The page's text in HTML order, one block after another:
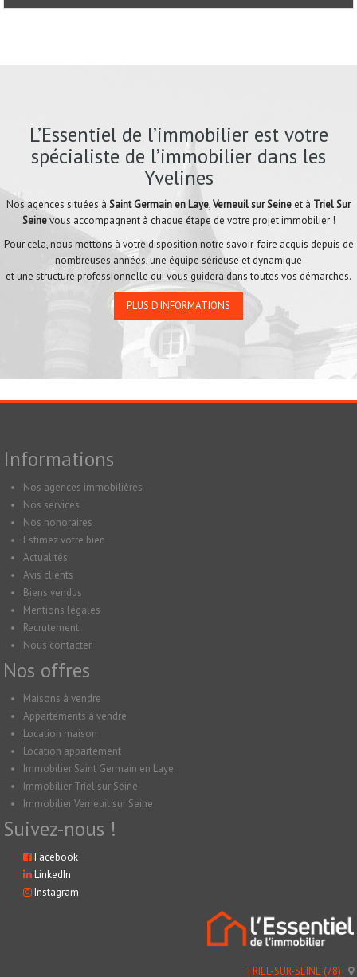
L’Essentiel de l’immobilier est votre
spécialiste de l’immobilier dans les
Yvelines
Nos agences situées à Saint Germain en Laye,Verneuil sur Seine et à Triel Sur
Seinevous accompagnent à chaque étape de votre projet immobilier !
Pour cela, nous mettons à votre disposition notre savoir-faire acquis depuis de
nombreuses années, une équipe sérieuse et dynamique
et une structure professionnelle qui vous guidera dans toutes vos démarches.
PLUS D'INFORMATIONS
Informations
Nos agences immobilières
Nos services
Nos honoraires
Estimez votre bien
Actualités
Avis clients
Biens vendus
Mentions légales
Recrutement
Nous contacter
Nos offres
Maisons à vendre
Appartements à vendre
Location maison
Location appartement
Immobilier Saint Germain en Laye
Immobilier Triel sur Seine
Immobilier Verneuil sur Seine
Suivez-nous !
Facebook
LinkedIn
Instagram
TRIEL-SUR-SEINE (78)